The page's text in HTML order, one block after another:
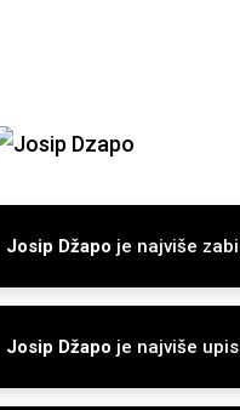
Josip Džapo je najviše
Josip Džapo je najviše